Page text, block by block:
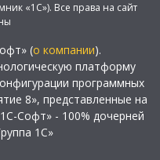
«1С»). Все права на сайт
(о компании).
платформу
программных
8», представленные на
Софт» - 100% дочерней
1С»